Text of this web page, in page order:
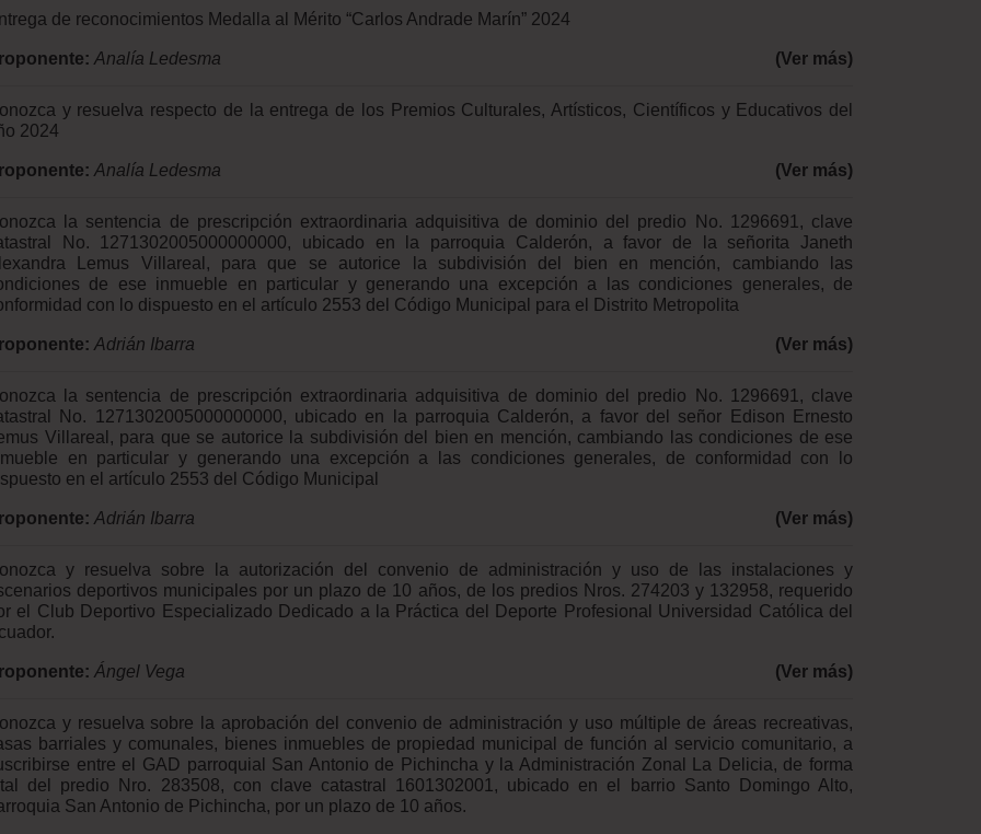
de reconocimientos Medalla al Mérito “Carlos Andrade Marín” 2024
Analía Ledesma (Ver más)
y resuelva respecto de la entrega de los Premios Culturales, Artísticos, Científicos y Educativos del
2024
Analía Ledesma (Ver más)
la sentencia de prescripción extraordinaria adquisitiva de dominio del predio No. 1296691, clave
No. 1271302005000000000, ubicado en la parroquia Calderón, a favor de la señorita Janeth
Lemus Villareal, para que se autorice la subdivisión del bien en mención, cambiando las
de ese inmueble en particular y generando una excepción a las condiciones generales, de
con lo dispuesto en el artículo 2553 del Código Municipal para el Distrito Metropolita
Adrián Ibarra (Ver más)
la sentencia de prescripción extraordinaria adquisitiva de dominio del predio No. 1296691, clave
No. 1271302005000000000, ubicado en la parroquia Calderón, a favor del señor Edison Ernesto
Villareal, para que se autorice la subdivisión del bien en mención, cambiando las condiciones de ese
en particular y generando una excepción a las condiciones generales, de conformidad con lo
en el artículo 2553 del Código Municipal
Adrián Ibarra (Ver más)
y resuelva sobre la autorización del convenio de administración y uso de las instalaciones y
deportivos municipales por un plazo de 10 años, de los predios Nros. 274203 y 132958, requerido
el Club Deportivo Especializado Dedicado a la Práctica del Deporte Profesional Universidad Católica del
Ángel Vega (Ver más)
y resuelva sobre la aprobación del convenio de administración y uso múltiple de áreas recreativas,
barriales y comunales, bienes inmuebles de propiedad municipal de función al servicio comunitario, a
entre el GAD parroquial San Antonio de Pichincha y la Administración Zonal La Delicia, de forma
del predio Nro. 283508, con clave catastral 1601302001, ubicado en el barrio Santo Domingo Alto,
San Antonio de Pichincha, por un plazo de 10 años.